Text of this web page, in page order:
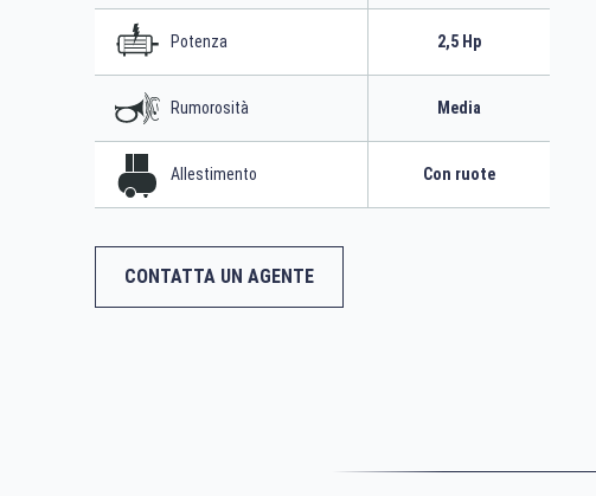
Potenza 2,5 Hp
Rumorosità Media
Allestimento Con ruote
CONTATTA UN AGENTE